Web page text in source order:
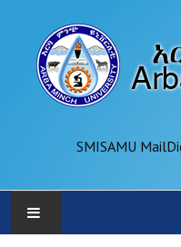
SMISAMU Mail